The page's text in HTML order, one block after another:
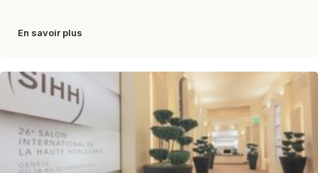
En savoir plus